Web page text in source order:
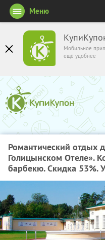
Мобильное
ещё удобнее
Меню
Романтический отдых
Голицынском Отеле».
барбекю. Скидка 53%.